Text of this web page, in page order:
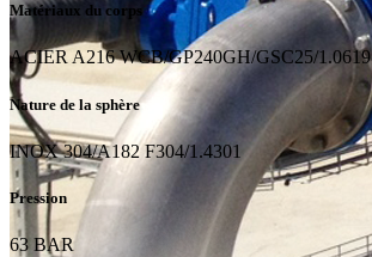
Matériaux du corps
ACIER A216 WCB/GP240GH/GSC25/1.0619
Nature de la sphère
INOX 304/A182 F304/1.4301
Pression
63 BAR